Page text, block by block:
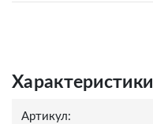
Характеристики
Артикул: